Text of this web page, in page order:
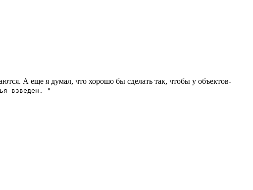
А еще я думал, что хорошо бы сделать так, чтобы у объектов-
взведен. "